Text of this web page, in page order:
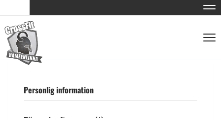
Personlig information